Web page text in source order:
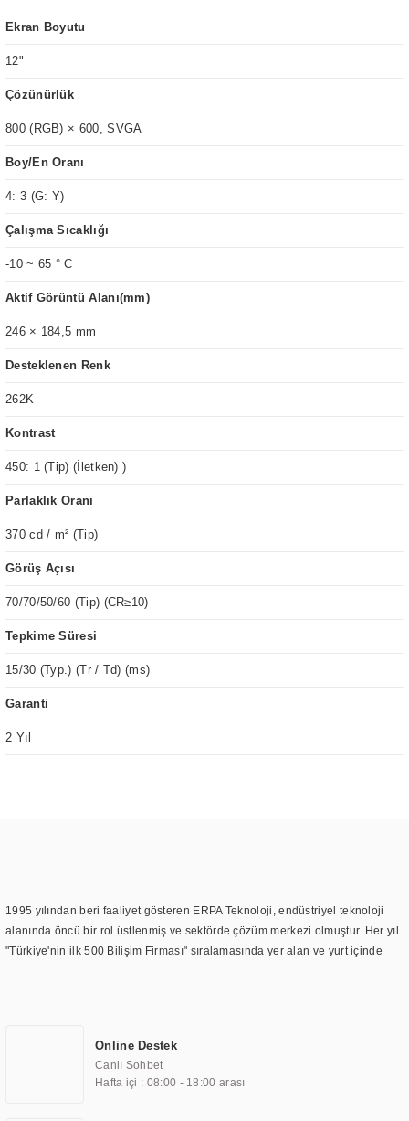
Ekran Boyutu
12"
Çözünürlük
800 (RGB) × 600, SVGA
Boy/En Oranı
4: 3 (G: Y)
Çalışma Sıcaklığı
-10 ~ 65 ° C
Aktif Görüntü Alanı(mm)
246 × 184,5 mm
Desteklenen Renk
262K
Kontrast
450: 1 (Tip) (İletken) )
Parlaklık Oranı
370 cd / m² (Tip)
Görüş Açısı
70/70/50/60 (Tip) (CR≥10)
Tepkime Süresi
15/30 (Typ.) (Tr / Td) (ms)
Garanti
2 Yıl
1995 yılından beri faaliyet gösteren ERPA Teknoloji, endüstriyel teknoloji
alanında öncü bir rol üstlenmiş ve sektörde çözüm merkezi olmuştur. Her yıl
"Türkiye'nin ilk 500 Bilişim Firması" sıralamasında yer alan ve yurt içinde
TOCHI markası altında kendi ürettiği ürünlerde kullanmıştır. Günümüzde
TOCHI; videowall, digital signage, kiosk, totem, akıllı durak ekranı, araç içi
ekran, asansör ekranı, digital menüboard, marin ekran, medikal ekran,
Online Destek
Canlı Sohbet
Hafta içi : 08:00 - 18:00 arası